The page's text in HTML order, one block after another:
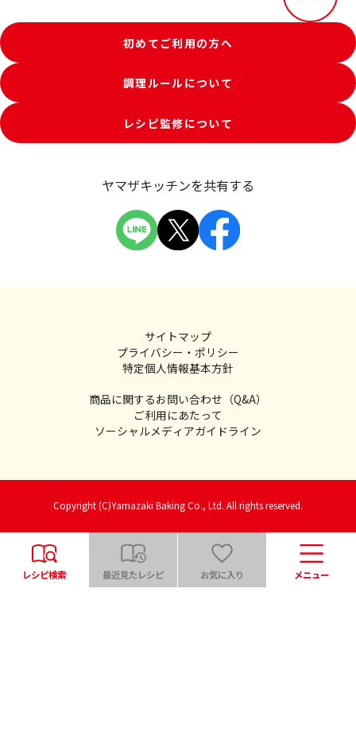
初めてご利用の方へ
調理ルールについて
レシピ監修について
ヤマザキッチンを共有する
サイトマップ
プライバシー・ポリシー
特定個人情報基本方針
商品に関するお問い合わせ（Q&A）
ご利用にあたって
ソーシャルメディアガイドライン
Copyright (C)Yamazaki Baking Co., Ltd. All rights reserved.
レシピ検索 最近見たレシピ お気に入り メニュー